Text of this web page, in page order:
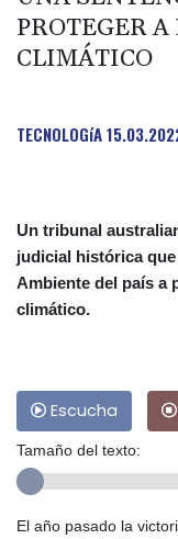
PROTEGER
CLIMÁTICO
TECNOLOGíA
Un tribunal
judicial histórica
Ambiente del país a
climático.
Escucha
Tamaño del texto:
El año pasado la